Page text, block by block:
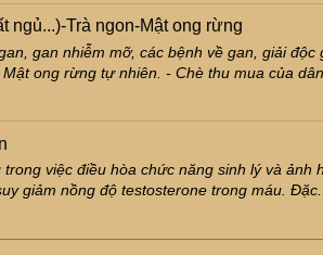
ngủ...)-Trà ngon-Mật ong rừng
gan nhiễm mỡ, các bệnh về gan, giải độc
ong rừng tự nhiên. - Chè thu mua của
việc điều hòa chức năng sinh lý và ảnh
giảm nồng độ testosterone trong máu. Đặc...